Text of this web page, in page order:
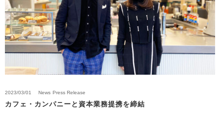
2023/03/01 News Press Release
カフェ・カンパニーと資本業務提携を締結